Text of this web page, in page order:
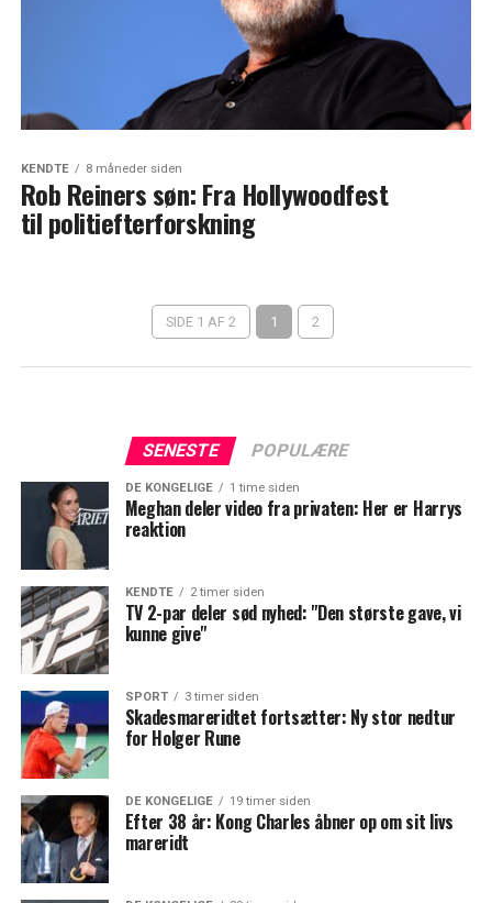
KENDTE 8 måneder siden
Rob Reiners søn: Fra Hollywoodfest
til politiefterforskning
SIDE 1 AF 2 1 2
SENESTE POPULÆRE
DE KONGELIGE 1 time siden
Meghan deler video fra privaten: Her er Harrys
reaktion
KENDTE 2 timer siden
TV 2-par deler sød nyhed: "Den største gave, vi
kunne give"
SPORT 3 timer siden
Skadesmareridtet fortsætter: Ny stor nedtur
for Holger Rune
DE KONGELIGE 19 timer siden
Efter 38 år: Kong Charles åbner op om sit livs
mareridt